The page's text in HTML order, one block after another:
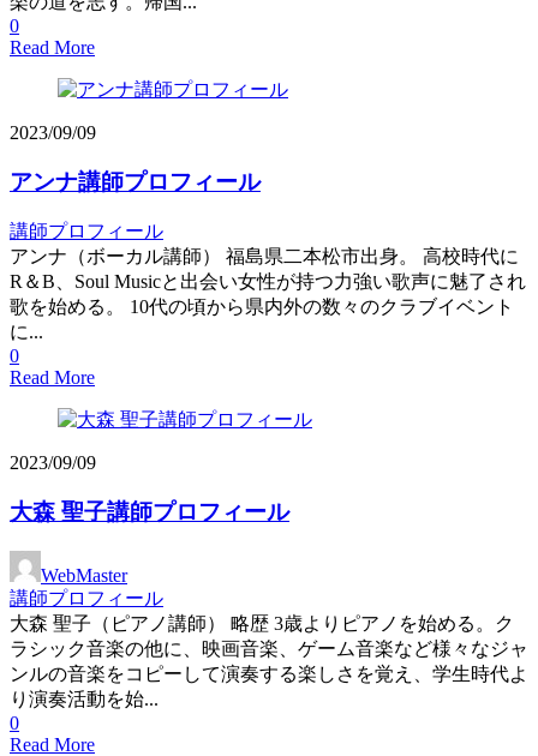
0
Read More
2023/09/09
アンナ講師プロフィール
講師プロフィール
アンナ（ボーカル講師） 福島県二本松市出身。 高校時代に
R＆B、Soul Musicと出会い女性が持つ力強い歌声に魅了され
歌を始める。 10代の頃から県内外の数々のクラブイベント
に...
0
Read More
2023/09/09
大森 聖子講師プロフィール
WebMaster
講師プロフィール
大森 聖子（ピアノ講師） 略歴 3歳よりピアノを始める。ク
ラシック音楽の他に、映画音楽、ゲーム音楽など様々なジャ
ンルの音楽をコピーして演奏する楽しさを覚え、学生時代よ
り演奏活動を始...
0
Read More